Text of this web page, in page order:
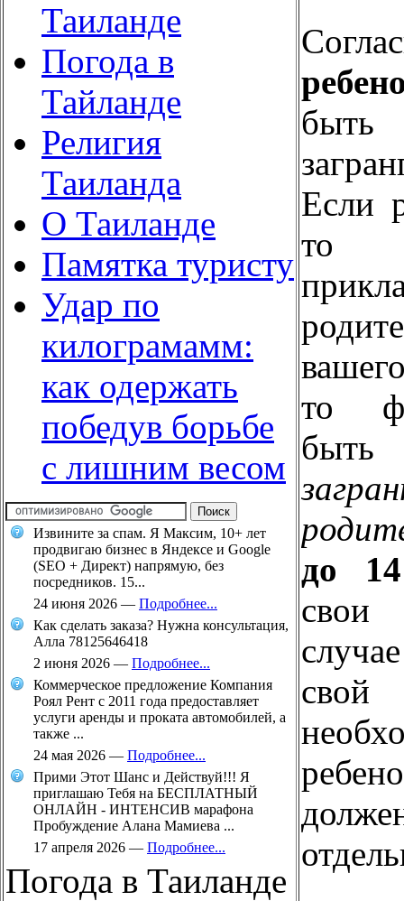
Таиланде
Погода в
Тайланде
Религия
Таиланда
О Таиланде
Памятка туристу
Удар по
килограмамм:
как одержать
победув борьбе
с лишним весом
Извините за спам. Я Максим, 10+ лет
продвигаю бизнес в Яндексе и Google
(SEO + Директ) напрямую, без
посредников. 15...
24 июня 2026 — Подробнее...
Как сделать заказа? Нужна консультация,
Алла 78125646418
2 июня 2026 — Подробнее...
Коммерческое предложение Компания
Роял Рент с 2011 года предоставляет
услуги аренды и проката автомобилей, а
также ...
24 мая 2026 — Подробнее...
Прими Этот Шанс и Действуй!!! Я
приглашаю Тебя на БЕСПЛАТНЫЙ
ОНЛАЙН - ИНТЕНСИВ марафона
Пробуждение Алана Мамиева ...
17 апреля 2026 — Подробнее...
Погода в Таиланде
Если
то
то
до
свои
свой